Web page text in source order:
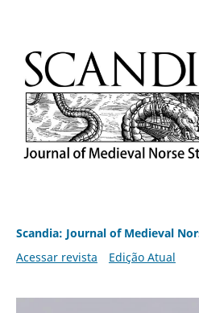
Scandia: Journal of Medieval
Acessar revista
Edição Atual